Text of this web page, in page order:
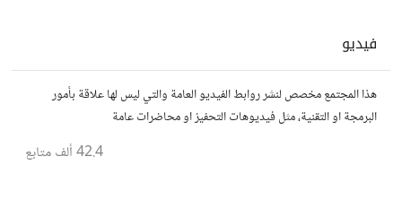
فيديو
هذا المجتمع مخصص لنشر روابط الفيديو العامة والتي ليس لها علاقة بأمور
البرمجة او التقنية، مثل فيديوهات التحفيز او محاضرات عامة
42.4 ألف متابع